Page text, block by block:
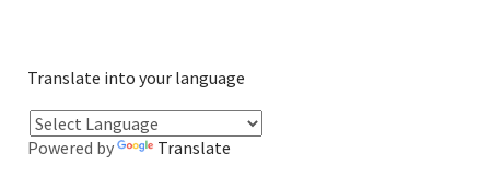
Translate into your language
Powered by Translate